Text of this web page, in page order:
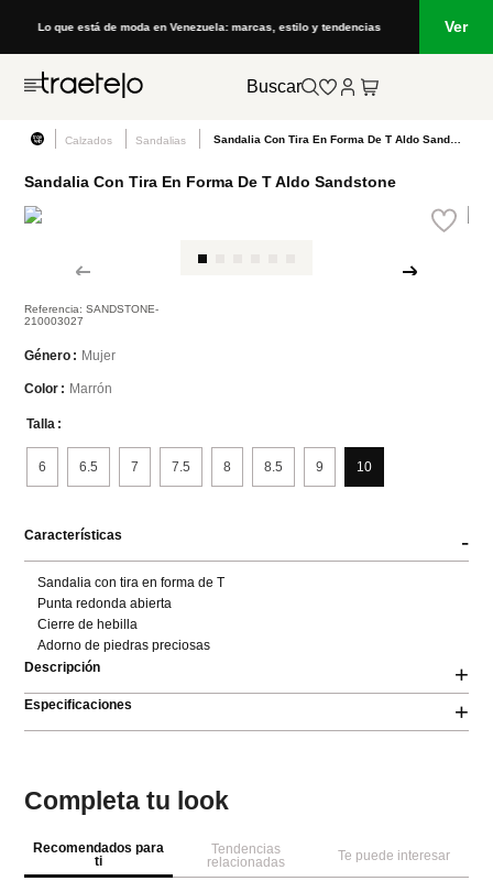
Lo que está de moda en Venezuela: marcas, estilo y tendencias Ver
Buscar
Calzados Sandalias
Sandalia Con Tira En Forma De T Aldo Sandstone
Referencia:SANDSTONE-
210003027
Género Mujer
Color Marrón
Talla
6 6.5 7 7.5 8 8.5 9 10
Características -
Sandalia con tira en forma de T
Punta redonda abierta
Cierre de hebilla
Adorno de piedras preciosas
Descripción
+
Especificaciones +
Completa tu look
Recomendados para
ti
Tendencias
relacionadas
Te puede interesar